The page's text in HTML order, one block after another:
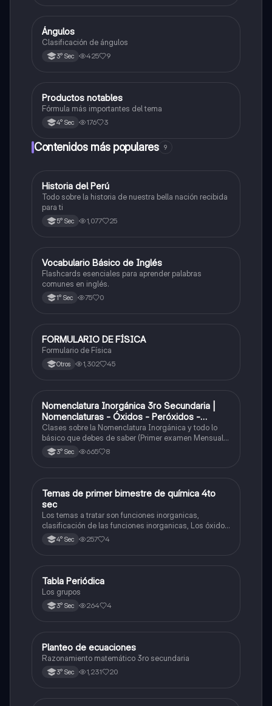
Matemáticas
Ángulos
Clasificación de ángulos
3° Sec 425 9
Matemáticas
Productos notables
Fórmula más importantes del tema
4° Sec 176 3
Contenidos más populares 9
Ciencias Sociales
Historia del Perú
Todo sobre la historia de nuestra bella nación recibida
para ti
5° Sec 1,077 25
VInglés
Vocabulario Básico de Inglés
Flashcards esenciales para aprender palabras
comunes en inglés.
1° Sec 75 0
Física
FORMULARIO DE FÍSICA
Formulario de Física
Otros 1,302 45
Química
Nomenclatura Inorgánica 3ro Secundaria |
Nomenclaturas - Óxidos - Peróxidos -
Hidróxido o Bases
Clases sobre la Nomenclatura Inorgánica y todo lo
básico que debes de saber (Primer examen Mensual
2025)3° Sec 665 8
Química
Temas de primer bimestre de química 4to
sec
Los temas a tratar son funciones inorganicas,
clasificación de las funciones inorganicas, Los óxidos
y los óxidos ácidos
4° Sec 257 4
Química
Tabla Periódica
Los grupos
3° Sec 264 4
Matemáticas
Planteo de ecuaciones
Razonamiento matemático 3ro secundaria
3° Sec 1,231 20